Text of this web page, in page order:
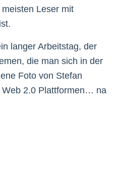
Leser mit
langer Arbeitstag, der
die man sich in der
Foto von Stefan
Web 2.0 Plattformen… na